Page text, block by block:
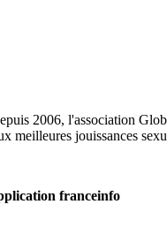
2006, l'association
meilleures jouissances
franceinfo